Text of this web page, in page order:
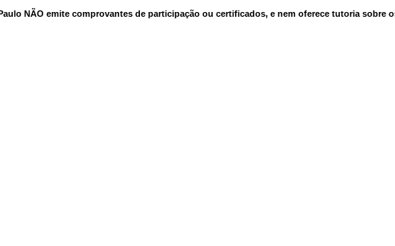
NÃO emite comprovantes de participação ou certificados, e nem oferece tutoria